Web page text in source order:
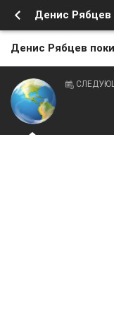
Денис Рябцев